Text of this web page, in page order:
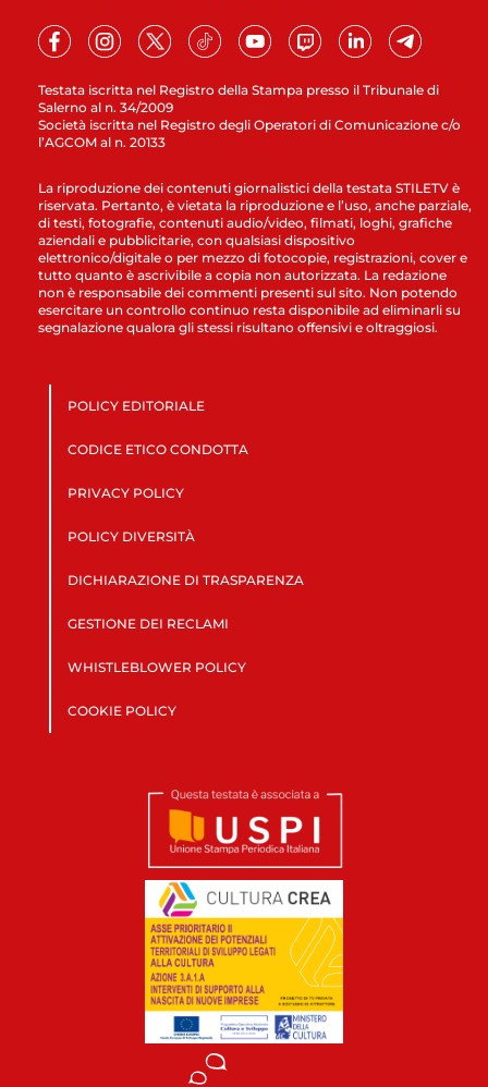
Testata iscritta nel Registro della Stampa presso il Tribunale di
Salerno al n. 34/2009
Società iscritta nel Registro degli Operatori di Comunicazione c/o
l’AGCOM al n. 20133
La riproduzione dei contenuti giornalistici della testata STILETV è
riservata. Pertanto, è vietata la riproduzione e l’uso, anche parziale,
di testi, fotografie, contenuti audio/video, filmati, loghi, grafiche
aziendali e pubblicitarie, con qualsiasi dispositivo
elettronico/digitale o per mezzo di fotocopie, registrazioni, cover e
tutto quanto è ascrivibile a copia non autorizzata. La redazione
non è responsabile dei commenti presenti sul sito. Non potendo
esercitare un controllo continuo resta disponibile ad eliminarli su
segnalazione qualora gli stessi risultano offensivi e oltraggiosi.
POLICY EDITORIALE
CODICE ETICO CONDOTTA
PRIVACY POLICY
POLICY DIVERSITÀ
DICHIARAZIONE DI TRASPARENZA
GESTIONE DEI RECLAMI
WHISTLEBLOWER POLICY
COOKIE POLICY